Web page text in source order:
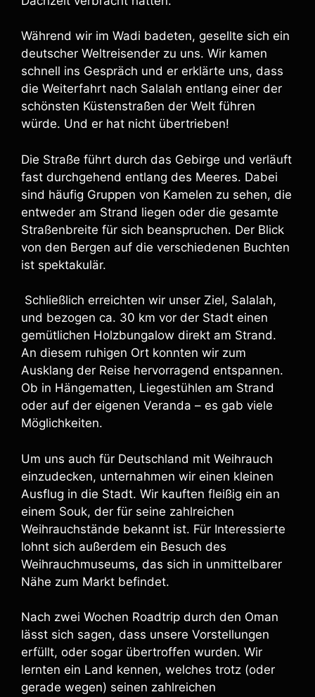
Während wir im Wadi badeten, gesellte sich ein
deutscher Weltreisender zu uns. Wir kamen
schnell ins Gespräch und er erklärte uns, dass
die Weiterfahrt nach Salalah entlang einer der
schönsten Küstenstraßen der Welt führen
würde. Und er hat nicht übertrieben!
Die Straße führt durch das Gebirge und verläuft
fast durchgehend entlang des Meeres. Dabei
sind häufig Gruppen von Kamelen zu sehen, die
entweder am Strand liegen oder die gesamte
Straßenbreite für sich beanspruchen. Der Blick
von den Bergen auf die verschiedenen Buchten
ist spektakulär.
Schließlich erreichten wir unser Ziel, Salalah,
und bezogen ca. 30 km vor der Stadt einen
gemütlichen Holzbungalow direkt am Strand.
An diesem ruhigen Ort konnten wir zum
Ausklang der Reise hervorragend entspannen.
Ob in Hängematten, Liegestühlen am Strand
oder auf der eigenen Veranda – es gab viele
Möglichkeiten.
Um uns auch für Deutschland mit Weihrauch
einzudecken, unternahmen wir einen kleinen
Ausflug in die Stadt. Wir kauften fleißig ein an
einem Souk, der für seine zahlreichen
Weihrauchstände bekannt ist. Für Interessierte
lohnt sich außerdem ein Besuch des
Weihrauchmuseums, das sich in unmittelbarer
Nähe zum Markt befindet.
Nach zwei Wochen Roadtrip durch den Oman
lässt sich sagen, dass unsere Vorstellungen
erfüllt, oder sogar übertroffen wurden. Wir
lernten ein Land kennen, welches trotz (oder
gerade wegen) seinen zahlreichen